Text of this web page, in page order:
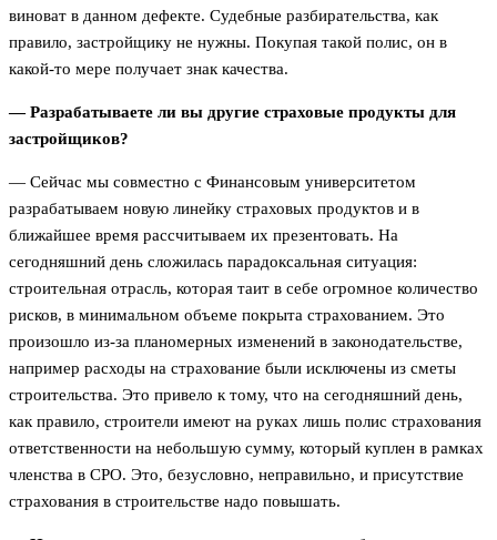
виноват в данном дефекте. Судебные разбирательства, как
правило, застройщику не нужны. Покупая такой полис, он в
какой-то мере получает знак качества.
— Разрабатываете ли вы другие страховые продукты для
застройщиков?
— Сейчас мы совместно с Финансовым университетом
разрабатываем новую линейку страховых продуктов и в
ближайшее время рассчитываем их презентовать. На
сегодняшний день сложилась парадоксальная ситуация:
строительная отрасль, которая таит в себе огромное количество
рисков, в минимальном объеме покрыта страхованием. Это
произошло из-за планомерных изменений в законодательстве,
например расходы на страхование были исключены из сметы
строительства. Это привело к тому, что на сегодняшний день,
как правило, строители имеют на руках лишь полис страхования
ответственности на небольшую сумму, который куплен в рамках
членства в СРО. Это, безусловно, неправильно, и присутствие
страхования в строительстве надо повышать.